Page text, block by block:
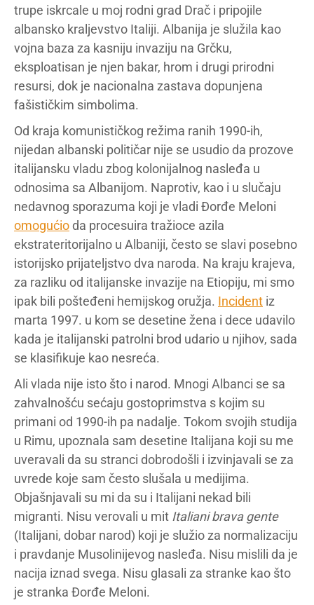
trupe iskrcale u moj rodni grad Drač i pripojile
albansko kraljevstvo Italiji. Albanija je služila kao
vojna baza za kasniju invaziju na Grčku,
eksploatisan je njen bakar, hrom i drugi prirodni
resursi, dok je nacionalna zastava dopunjena
fašističkim simbolima.
Od kraja komunističkog režima ranih 1990-ih,
nijedan albanski političar nije se usudio da prozove
italijansku vladu zbog kolonijalnog nasleđa u
odnosima sa Albanijom. Naprotiv, kao i u slučaju
nedavnog sporazuma koji je vladi Đorđe Meloni
omogućio da procesuira tražioce azila
ekstrateritorijalno u Albaniji, često se slavi posebno
istorijsko prijateljstvo dva naroda. Na kraju krajeva,
za razliku od italijanske invazije na Etiopiju, mi smo
ipak bili pošteđeni hemijskog oružja. Incident iz
marta 1997. u kom se desetine žena i dece udavilo
kada je italijanski patrolni brod udario u njihov, sada
se klasifikuje kao nesreća.
Ali vlada nije isto što i narod. Mnogi Albanci se sa
zahvalnošću sećaju gostoprimstva s kojim su
primani od 1990-ih pa nadalje. Tokom svojih studija
u Rimu, upoznala sam desetine Italijana koji su me
uveravali da su stranci dobrodošli i izvinjavali se za
uvrede koje sam često slušala u medijima.
Objašnjavali su mi da su i Italijani nekad bili
migranti. Nisu verovali u mit Italiani brava gente
(Italijani, dobar narod) koji je služio za normalizaciju
i pravdanje Musolinijevog nasleđa. Nisu mislili da je
nacija iznad svega. Nisu glasali za stranke kao što
je stranka Đorđe Meloni.